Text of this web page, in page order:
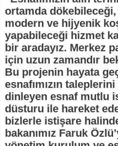
ortamda dökebileceği,
modern ve hijyenik
yapabileceği hizmet
bir aradayız. Merkez
için uzun zamandır
Bu projenin hayata
esnafımızın
dinleyen esnaf mutlu
düsturu ile hareket
bizlerle istişare
bakanımız Faruk